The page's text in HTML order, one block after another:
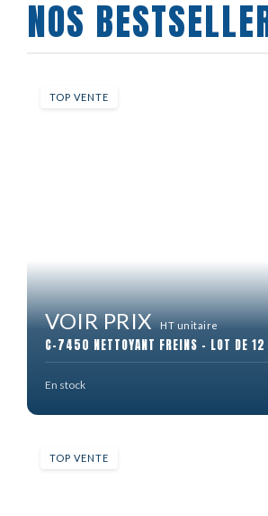
NOS
TOP VENTE
VOIR PRIX HT unitaire
C-7450 NETTOYANT FREINS - LOT DE 12
En stock
TOP VENTE